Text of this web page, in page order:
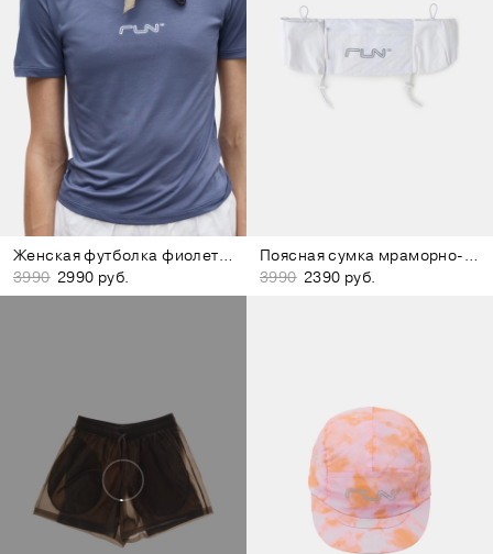
Женская футболка фиолетовая
3990 2990 руб.
Поясная сумка мраморно-белая
3990 2390 руб.